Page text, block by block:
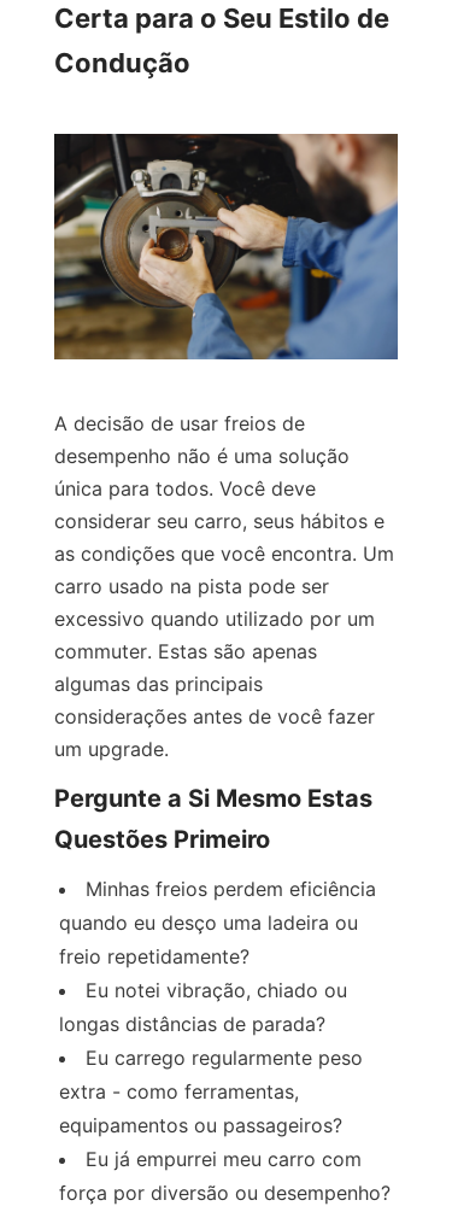
Certa para o Seu Estilo de
Condução
A decisão de usar freios de
desempenho não é uma solução
única para todos. Você deve
considerar seu carro, seus hábitos e
as condições que você encontra. Um
carro usado na pista pode ser
excessivo quando utilizado por um
commuter. Estas são apenas
algumas das principais
considerações antes de você fazer
um upgrade.
Pergunte a Si Mesmo Estas
Questões Primeiro
Minhas freios perdem eficiência
quando eu desço uma ladeira ou
freio repetidamente?
Eu notei vibração, chiado ou
longas distâncias de parada?
Eu carrego regularmente peso
extra - como ferramentas,
equipamentos ou passageiros?
Eu já empurrei meu carro com
força por diversão ou desempenho?